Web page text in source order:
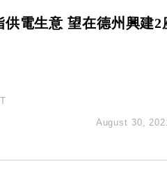
電生意 望在德州興建2
August 30,